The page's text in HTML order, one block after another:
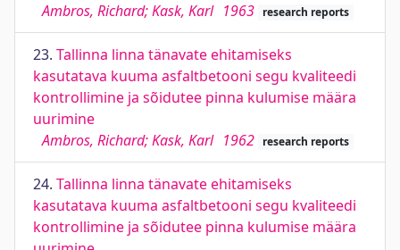
Ambros, Richard; Kask, Karl 1963 research reports
23. Tallinna linna tänavate ehitamiseks
kasutatava kuuma asfaltbetooni segu kvaliteedi
kontrollimine ja sõidutee pinna kulumise määra
uurimine
Ambros, Richard; Kask, Karl 1962 research reports
24. Tallinna linna tänavate ehitamiseks
kasutatava kuuma asfaltbetooni segu kvaliteedi
kontrollimine ja sõidutee pinna kulumise määra